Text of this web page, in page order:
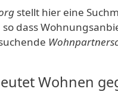
stellt hier eine
dass
Wohnen